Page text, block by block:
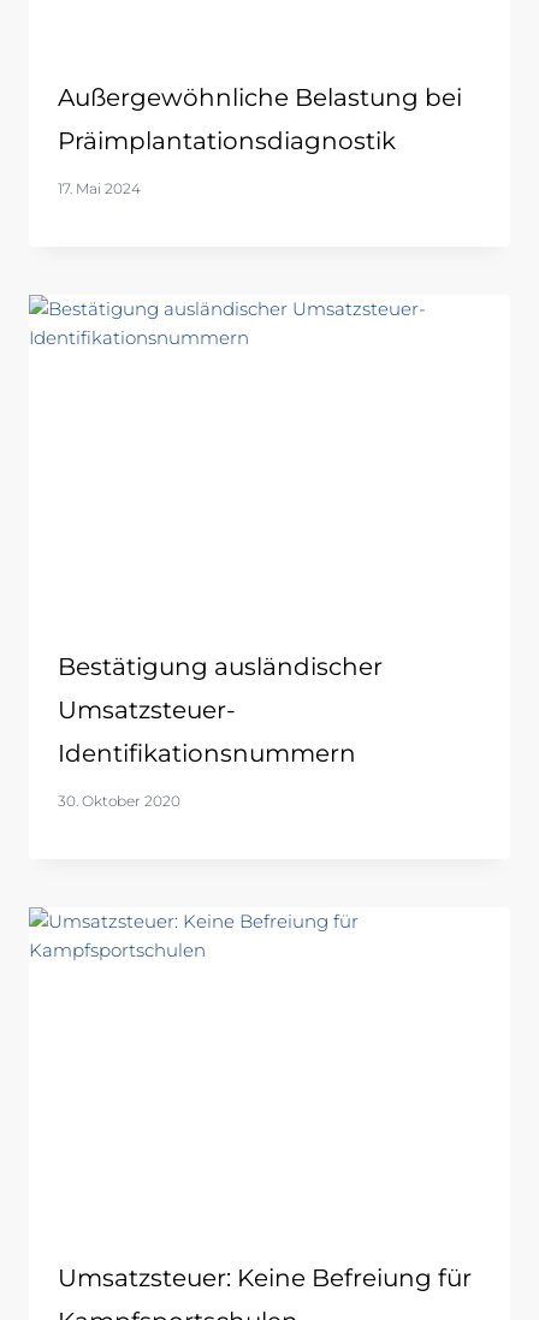
Außergewöhnliche Belastung bei
Präimplantationsdiagnostik
17. Mai 2024
Bestätigung ausländischer
Umsatzsteuer-
Identifikationsnummern
30. Oktober 2020
Umsatzsteuer: Keine Befreiung für